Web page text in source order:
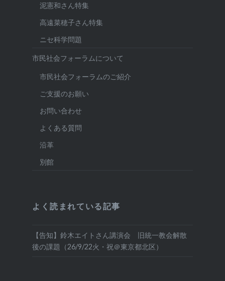
泥憲和さん特集
高遠菜穂子さん特集
ニセ科学問題
市民社会フォーラムについて
市民社会フォーラムのご紹介
ご支援のお願い
お問い合わせ
よくある質問
沿革
別館
よく読まれている記事
【告知】鈴木エイトさん講演会 旧統一教会解散
後の課題（26/9/22火・祝＠東京都北区）